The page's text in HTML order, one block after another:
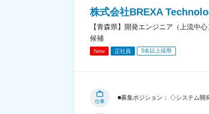
株式会社BREXA
【青森県】開発エンジニア（上流中
候補
New 正社員 5名以上採用
仕事
■募集ポジション： ◇システム開